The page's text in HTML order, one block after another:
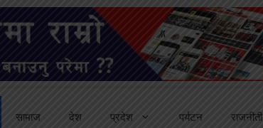
सामाज देश प्रदेश पर्यटन राजनीती